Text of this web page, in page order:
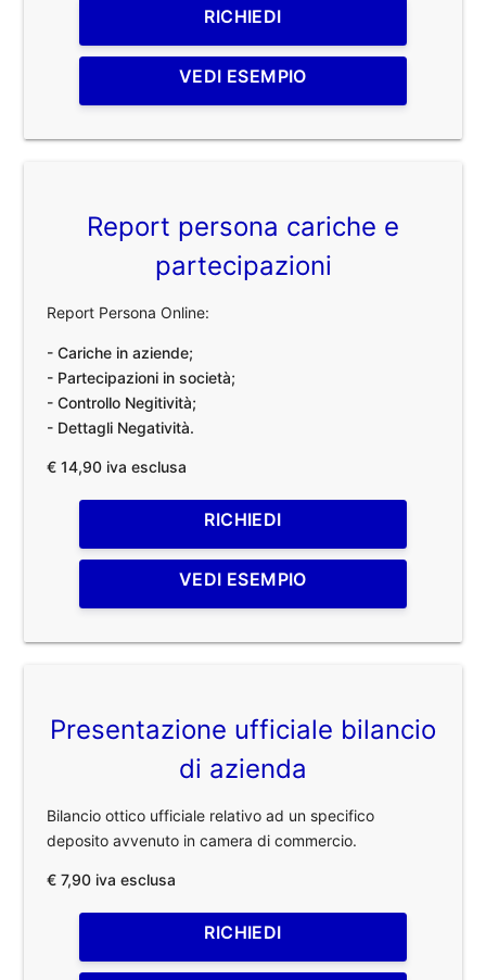
RICHIEDI
VEDI ESEMPIO
Report persona cariche e
partecipazioni
Report Persona Online:
- Cariche in aziende;
- Partecipazioni in società;
- Controllo Negitività;
- Dettagli Negatività.
€ 14,90 iva esclusa
RICHIEDI
VEDI ESEMPIO
Presentazione ufficiale bilancio
di azienda
Bilancio ottico ufficiale relativo ad un specifico
deposito avvenuto in camera di commercio.
€ 7,90 iva esclusa
RICHIEDI